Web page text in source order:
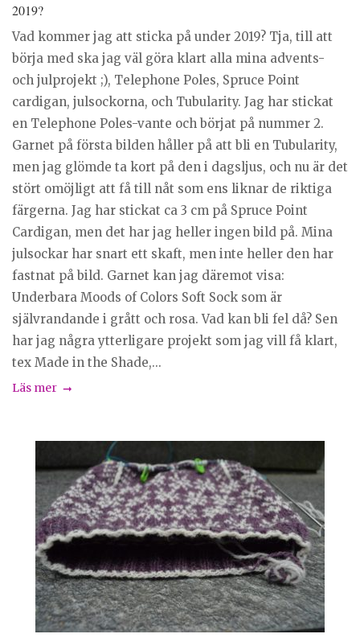
2019?
Vad kommer jag att sticka på under 2019? Tja, till att
börja med ska jag väl göra klart alla mina advents-
och julprojekt ;), Telephone Poles, Spruce Point
cardigan, julsockorna, och Tubularity. Jag har stickat
en Telephone Poles-vante och börjat på nummer 2.
Garnet på första bilden håller på att bli en Tubularity,
men jag glömde ta kort på den i dagsljus, och nu är det
stört omöjligt att få till nåt som ens liknar de riktiga
färgerna. Jag har stickat ca 3 cm på Spruce Point
Cardigan, men det har jag heller ingen bild på. Mina
julsockar har snart ett skaft, men inte heller den har
fastnat på bild. Garnet kan jag däremot visa:
Underbara Moods of Colors Soft Sock som är
självrandande i grått och rosa. Vad kan bli fel då? Sen
har jag några ytterligare projekt som jag vill få klart,
tex Made in the Shade,...
Läs mer